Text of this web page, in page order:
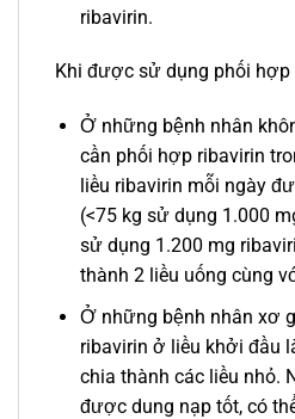
ribavirin.
Khi được sử dụng phối
Ở những bệnh nhân
cần phối hợp ribavirin
liều ribavirin mỗi ngày
(<75 kg sử dụng 1.000
sử dụng 1.200 mg
thành 2 liều uống cùng
Ở những bệnh nhân xơ
ribavirin ở liều khởi đầu
chia thành các liều nhỏ.
được dung nạp tốt, có